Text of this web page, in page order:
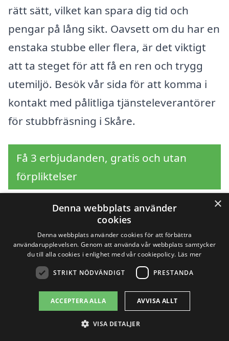
rätt sätt, vilket kan spara dig tid och
pengar på lång sikt. Oavsett om du har en
enstaka stubbe eller flera, är det viktigt
att ta steget för att få en ren och trygg
utemiljö. Besök vår sida för att komma i
kontakt med pålitliga tjänsteleverantörer
för stubbfräsning i Skåre.
Få 3 erbjudanden, gratis och utan
förpliktelser
Sök efter en
professionell för
stubbfräsning i andra
städer nära Skåre
×
Denna webbplats använder
cookies
Denna webbplats använder cookies för att förbättra
användarupplevelsen. Genom att använda vår webbplats samtycker
du till alla cookies i enlighet med vår cookiepolicy. Läs mer
STRIKT NÖDVÄNDIGT PRESTANDA
ACCEPTERA ALLA AVVISA ALLT
VISA DETALJER